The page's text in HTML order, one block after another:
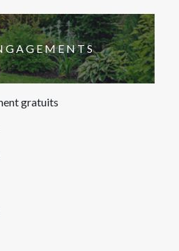
gratuits